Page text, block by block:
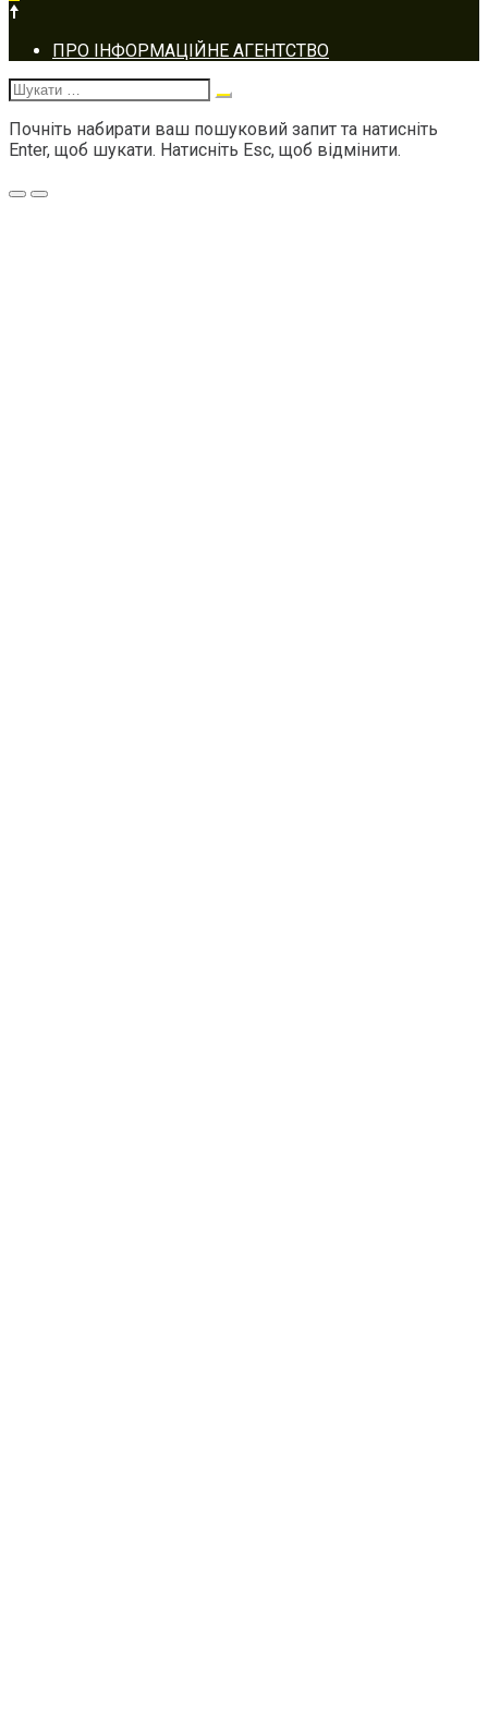
Footer
navigation
ПРО ІНФОРМАЦІЙНЕ АГЕНТСТВО
Шукати:
Почніть набирати ваш пошуковий запит та натисніть
Enter, щоб шукати. Натисніть Esc, щоб відмінити.
Меню